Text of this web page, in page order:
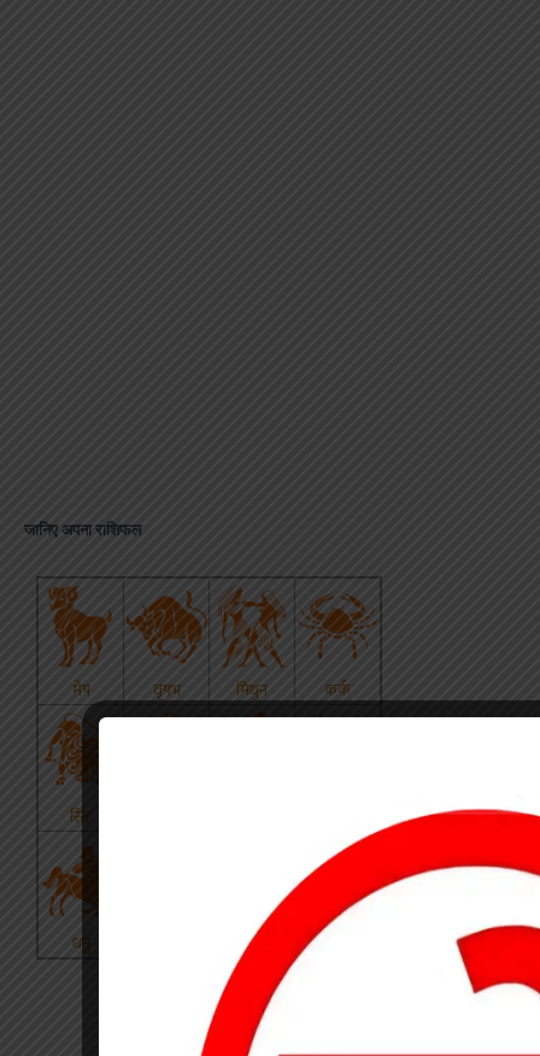
जानिए अपना राशिफल